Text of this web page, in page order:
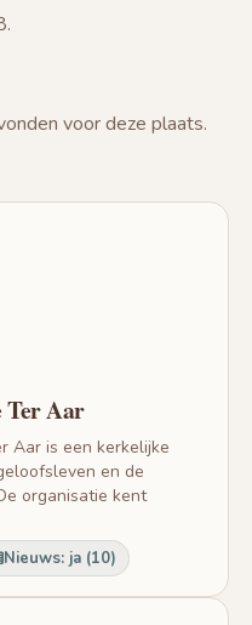
voor deze plaats.
Ter Aar
Aar is een kerkelijke
en de
organisatie kent
Nieuws: ja (10)